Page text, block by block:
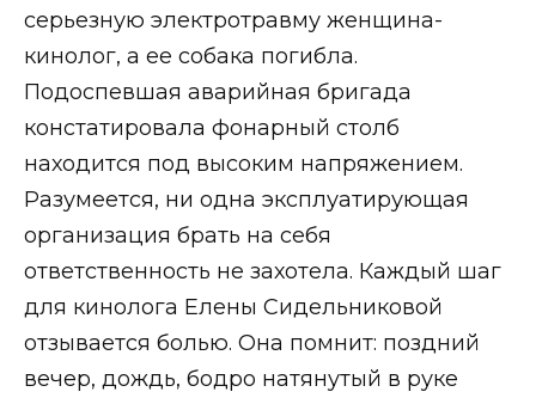
серьезную электротравму женщина-
кинолог, а ее собака погибла.
Подоспевшая аварийная бригада
констатировала фонарный столб
находится под высоким напряжением.
Разумеется, ни одна эксплуатирующая
организация брать на себя
ответственность не захотела. Каждый шаг
для кинолога Елены Сидельниковой
отзывается болью. Она помнит: поздний
вечер, дождь, бодро натянутый в руке